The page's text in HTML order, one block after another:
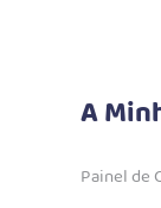
A
Painel de